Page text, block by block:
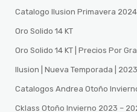
Catalogo Ilusion Primavera 2024
Oro Solido 14 KT
Oro Solido 14 KT | Precios Por
Ilusion | Nueva Temporada |
Catalogos Andrea Otoño
Cklass Otoño Invierno 2023 –